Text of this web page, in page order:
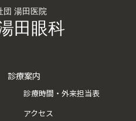
団 湯田医院
田眼科
診療案内
診療時間・外来担当表
アクセス